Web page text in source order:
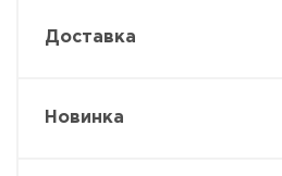
Доставка
Новинка